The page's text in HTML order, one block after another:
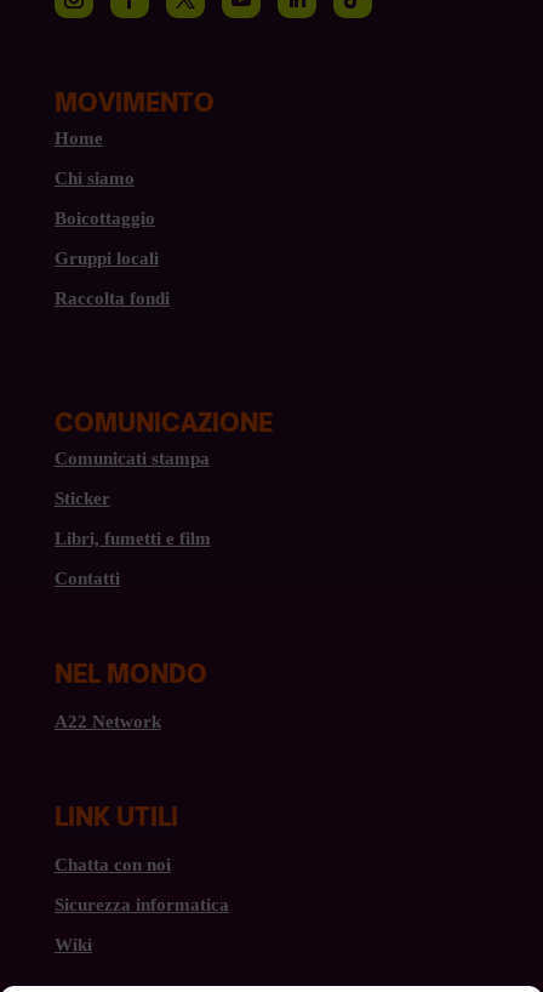
MOVIMENTO
Home
Chi siamo
Boicottaggio
Gruppi locali
Raccolta fondi
COMUNICAZIONE
Comunicati stampa
Sticker
Libri, fumetti e film
Contatti
NEL MONDO
A22 Network
LINK UTILI
Chatta con noi
Sicurezza informatica
Wiki